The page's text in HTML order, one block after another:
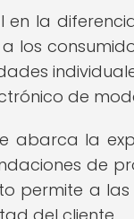
en la
los
de
abarca la
de
permite a